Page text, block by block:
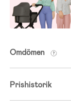
Omdömen
Prishistorik